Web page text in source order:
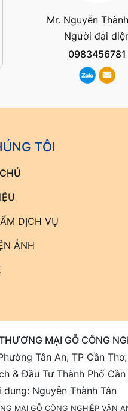
Mr. Nguyễn
Người đại
0983456781
TÔI
DỊCH VỤ
ẢNH
MẠI GỖ CÔNG
Tân An, TP Cần
& Đầu Tư Thành Phố
Nguyễn Thành Tân
MẠI GỖ CÔNG NGHIỆP VĂN